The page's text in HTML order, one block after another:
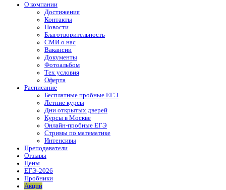
О компании
Достижения
Контакты
Новости
Благотворительность
СМИ о нас
Вакансии
Документы
Фотоальбом
Тех условия
Оферта
Расписание
Бесплатные пробные ЕГЭ
Летние курсы
Дни открытых дверей
Курсы в Москве
Онлайн-пробные ЕГЭ
Стримы по математике
Интенсивы
Преподаватели
Отзывы
Цены
ЕГЭ-2026
Пробники
Акции